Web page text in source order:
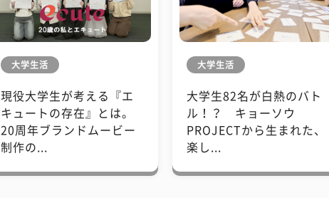
大学生活
現役大学生が考える『エ
キュートの存在』とは。
20周年ブランドムービー
制作の...
大学生活
大学生82名が白熱のバト
ル！？ キョーソウ
PROJECTから生まれた、
楽し...